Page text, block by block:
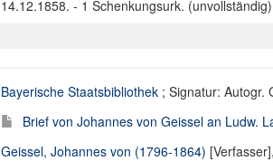
14.12.1858. - 1 Schenkungsurk. (unvollständig)
Bayerische Staatsbibliothek ; Signatur: Autogr.
Brief von Johannes von Geissel an Ludw.
Geissel, Johannes von (1796-1864)